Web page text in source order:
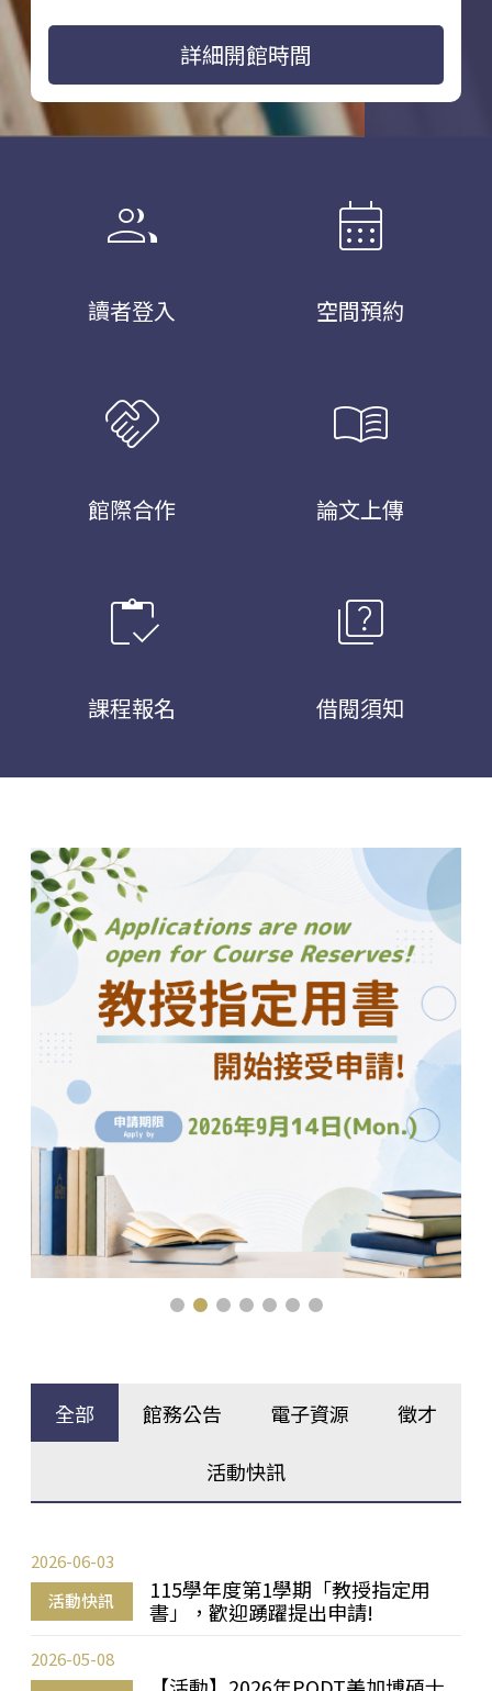
詳細開館時間
group
讀者登入
calendar_month
空間預約
handshake
館際合作
menu_book
論文上傳
inventory
課程報名
quiz
借閱須知
全部 館務公告 電子資源 徵才
活動快訊
活動快訊
115學年度第1學期「教授指定用
書」，歡迎踴躍提出申請!
2026-06-03
2026-05-08